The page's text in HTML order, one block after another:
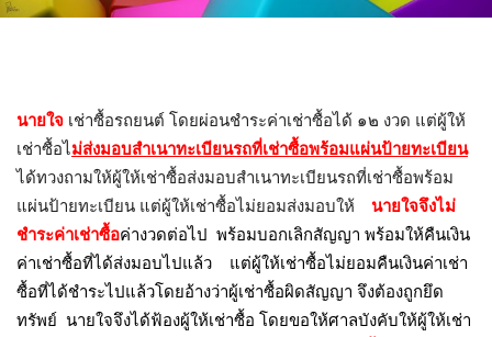
นายใจ เช่าซื้อรถยนต์ โดยผ่อนชำระค่าเช่าซื้อได้ ๑๒ งวด แต่ผู้ให้
เช่าซื้อไม่ส่งมอบสำเนาทะเบียนรถที่เช่าซื้อพร้อมแผ่นป้ายทะเบียน
ได้ทวงถามให้ผู้ให้เช่าซื้อส่งมอบสำเนาทะเบียนรถที่เช่าซื้อพร้อม
แผ่นป้ายทะเบียน แต่ผู้ให้เช่าซื้อไม่ยอมส่งมอบให้
นายใจจึงไม่
ชำระค่าเช่าซื้อค่างวดต่อไป พร้อมบอกเลิกสัญญา พร้อมให้คืนเงิน
ค่าเช่าซื้อที่ได้ส่งมอบไปแล้ว แต่ผู้ให้เช่าซื้อไม่ยอมคืนเงินค่าเช่า
ซื้อที่ได้ชำระไปแล้วโดยอ้างว่าผู้เช่าซื้อผิดสัญญา จึงต้องถูกยึด
ทรัพย์ นายใจจึงได้ฟ้องผู้ให้เช่าซื้อ โดยขอให้ศาลบังคับให้ผู้ให้เช่า